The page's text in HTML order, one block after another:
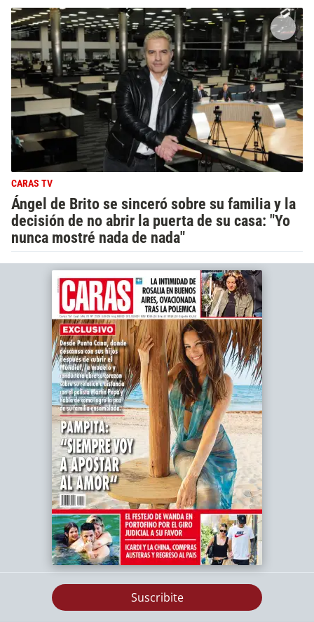
CARAS TV
Ángel de Brito se sinceró sobre su familia y la
decisión de no abrir la puerta de su casa: "Yo
nunca mostré nada de nada"
Suscribite